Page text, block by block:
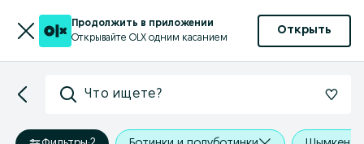
Продолжить в приложении
Открывайте OLX одним касанием
Открыть
Что ищете?